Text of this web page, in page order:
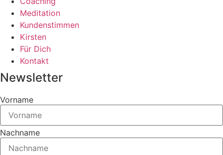
Meditation
Kundenstimmen
Kirsten
Für Dich
Kontakt
Newsletter
Vorname
Nachname